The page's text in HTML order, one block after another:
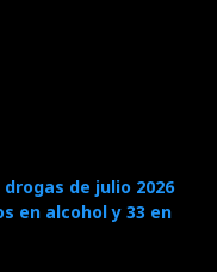
de julio 2026
en alcohol y 33 en